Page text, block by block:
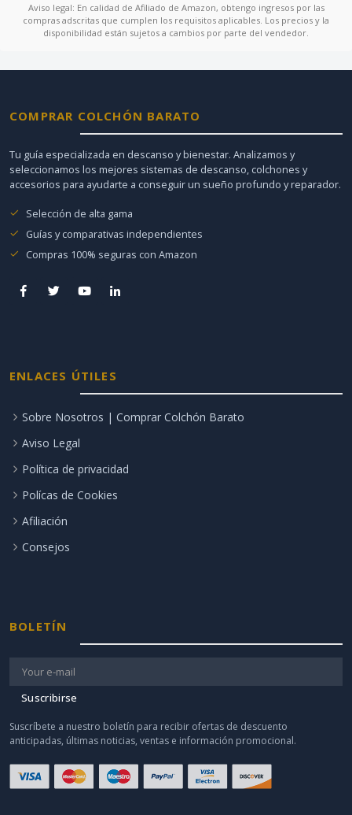
Aviso legal: En calidad de Afiliado de Amazon, obtengo ingresos por las
compras adscritas que cumplen los requisitos aplicables. Los precios y la
disponibilidad están sujetos a cambios por parte del vendedor.
COMPRAR COLCHÓN BARATO
Tu guía especializada en descanso y bienestar. Analizamos y
seleccionamos los mejores sistemas de descanso, colchones y
accesorios para ayudarte a conseguir un sueño profundo y reparador.
Selección de alta gama
Guías y comparativas independientes
Compras 100% seguras con Amazon
ENLACES ÚTILES
Sobre Nosotros | Comprar Colchón Barato
Aviso Legal
Política de privacidad
Polícas de Cookies
Afiliación
Consejos
BOLETÍN
Suscribirse
Suscríbete a nuestro boletín para recibir ofertas de descuento
anticipadas, últimas noticias, ventas e información promocional.